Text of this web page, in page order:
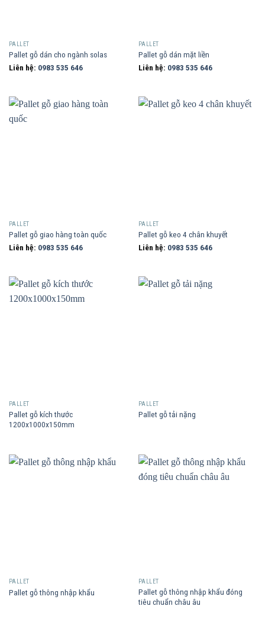
PALLET
Pallet gỗ dán cho ngành solas
Liên hệ: 0983 535 646
PALLET
Pallet gỗ dán mặt liền
Liên hệ: 0983 535 646
PALLET
Pallet gỗ giao hàng toàn quốc
Liên hệ: 0983 535 646
PALLET
Pallet gỗ keo 4 chân khuyết
Liên hệ: 0983 535 646
PALLET
Pallet gỗ kích thước
1200x1000x150mm
PALLET
Pallet gỗ tải nặng
PALLET
Pallet gỗ thông nhập khẩu
PALLET
Pallet gỗ thông nhập khẩu đóng
tiêu chuẩn châu âu